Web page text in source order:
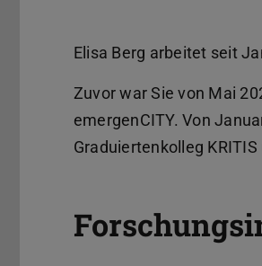
Elisa Berg arbeitet seit
Zuvor war Sie von Mai
emergenCITY. Von
Graduiertenkolleg